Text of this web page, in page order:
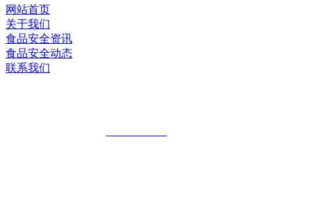
网站首页
关于我们
食品安全资讯
食品安全动态
联系我们